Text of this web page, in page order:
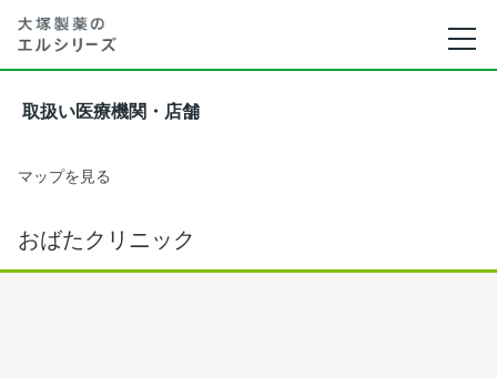
取扱い医療機関・店舗
マップを見る
おばたクリニック